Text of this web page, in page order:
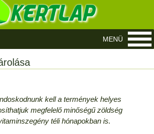
kell a termények helyes
megfelelő minőségű zöldség
téli hónapokban is.